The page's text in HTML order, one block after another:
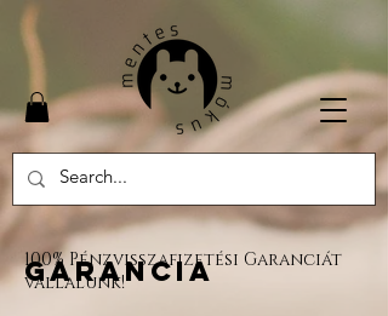
Garancia
100% Pénzvisszafizetési Garanciát
vállalunk!